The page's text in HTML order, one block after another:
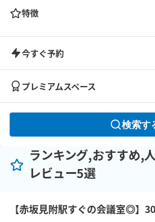
特徴
今すぐ予約
プレミアムスペース
検索す
ランキング,おすすめ,
レビュー5選